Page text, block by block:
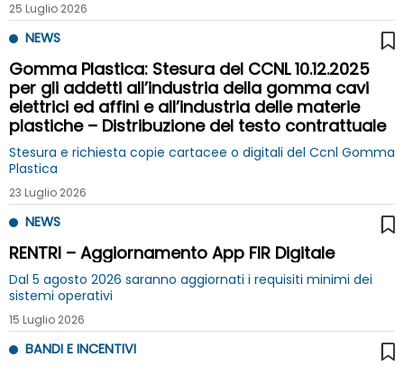
25 Luglio 2026
NEWS
Gomma Plastica: Stesura del CCNL 10.12.2025
per gli addetti all’industria della gomma cavi
elettrici ed affini e all’industria delle materie
plastiche – Distribuzione del testo contrattuale
Stesura e richiesta copie cartacee o digitali del Ccnl Gomma
Plastica
23 Luglio 2026
NEWS
RENTRI – Aggiornamento App FIR Digitale
Dal 5 agosto 2026 saranno aggiornati i requisiti minimi dei
sistemi operativi
15 Luglio 2026
BANDI E INCENTIVI